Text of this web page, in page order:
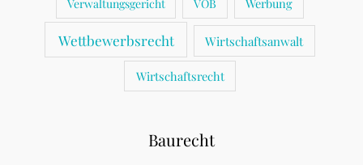
Verwaltungsgericht VOB Werbung
Wettbewerbsrecht Wirtschaftsanwalt
Wirtschaftsrecht
Baurecht